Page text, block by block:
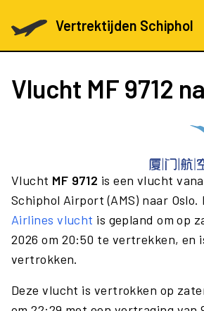
Vertrektijden Schiphol
Vlucht MF 9712
Vlucht MF 9712 is een vlucht
Schiphol Airport (AMS) naar Oslo.
Airlines vlucht is gepland om op
2026 om 20:50 te vertrekken, en
vertrokken.
Deze vlucht is vertrokken op